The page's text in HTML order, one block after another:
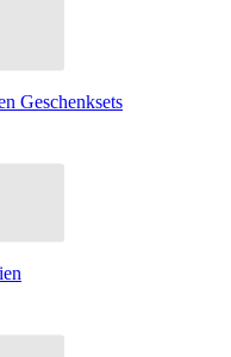
Geschenksets